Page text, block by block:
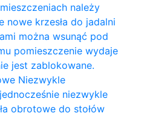
należy
nowe krzesła do jadalni
można wsunąć pod
pomieszczenie wydaje
jest zablokowane.
Niezwykle
niezwykle
obrotowe do stołów